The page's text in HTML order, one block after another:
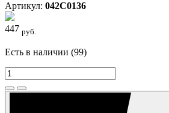
Артикул: 042C0136
447 руб.
Есть в наличии (99)